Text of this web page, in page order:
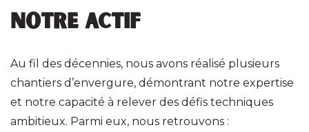
notre actif
Au fil des décennies, nous avons réalisé plusieurs
chantiers d’envergure, démontrant notre expertise
et notre capacité à relever des défis techniques
ambitieux. Parmi eux, nous retrouvons :